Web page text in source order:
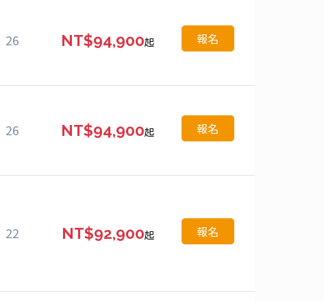
26 NT$94,900起 報名
26 NT$94,900起 報名
22 NT$92,900起 報名